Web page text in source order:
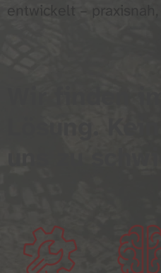
entwickelt –